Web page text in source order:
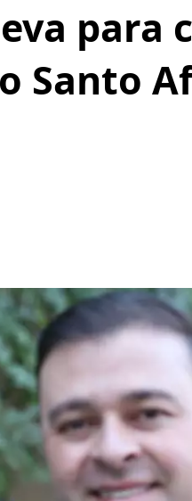
para
Santo